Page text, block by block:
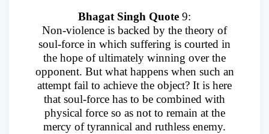
Bhagat Singh Quote 9:
Non-violence is backed by the theory of
soul-force in which suffering is courted in
the hope of ultimately winning over the
opponent. But what happens when such an
attempt fail to achieve the object? It is here
that soul-force has to be combined with
physical force so as not to remain at the
mercy of tyrannical and ruthless enemy.